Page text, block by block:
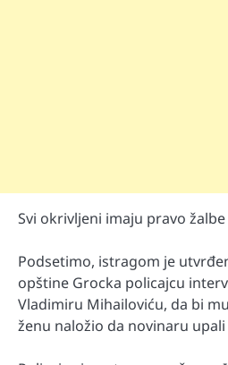
Svi okrivljeni imaju pravo
Podsetimo, istragom je
opštine Grocka policajcu
Vladimiru Mihailoviću, da bi
ženu naložio da novinaru